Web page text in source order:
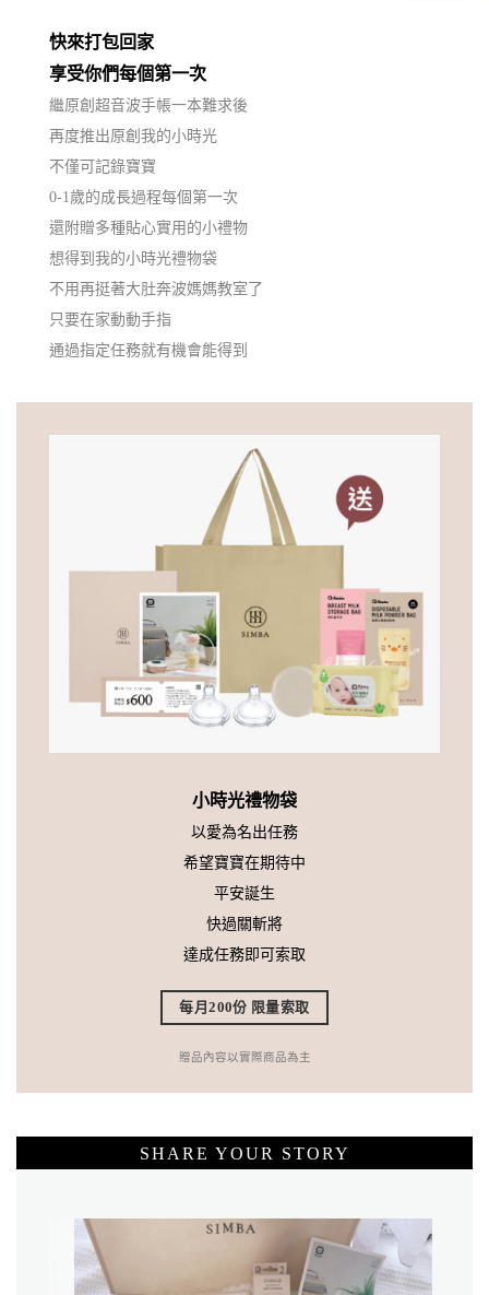
快來打包回家
享受你們每個第一次
繼原創超音波手帳一本難求後
再度推出原創我的小時光
不僅可記錄寶寶
0-1歲的成長過程每個第一次
還附贈多種貼心實用的小禮物
想得到我的小時光禮物袋
不用再挺著大肚奔波媽媽教室了
只要在家動動手指
通過指定任務就有機會能得到
小時光禮物袋
以愛為名出任務
希望寶寶在期待中
平安誕生
快過關斬將
達成任務即可索取
每月200份 限量索取
贈品內容以實際商品為主
SHARE YOUR STORY